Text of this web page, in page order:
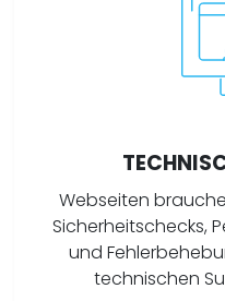
Webseiten
Sicherheitschecks,
und
technischen